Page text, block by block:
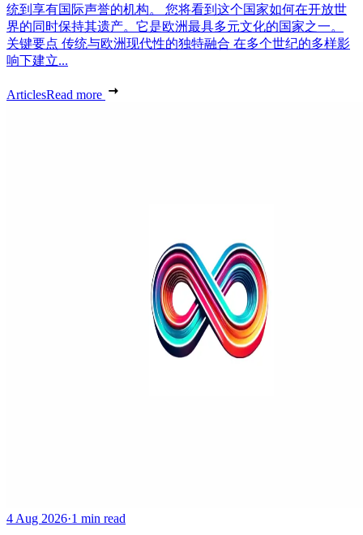
统到享有国际声誉的机构。 您将看到这个国家如何在开放世
界的同时保持其遗产。它是欧洲最具多元文化的国家之一。
关键要点 传统与欧洲现代性的独特融合 在多个世纪的多样影
响下建立...
ArticlesRead more
4 Aug 2026·1 min read